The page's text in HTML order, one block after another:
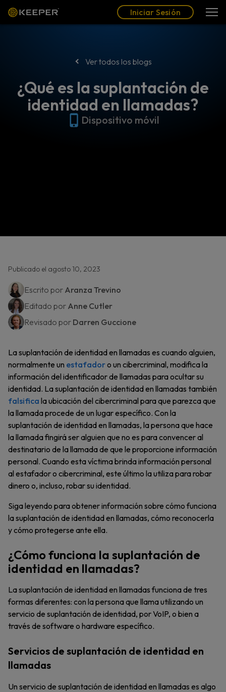
Iniciar Sesión
Ver todos los blogs
¿Qué es la suplantación de
identidad en llamadas?
Dispositivo móvil
Publicado el agosto 10, 2023
Escrito por Aranza Trevino
Editado por Anne Cutler
Revisado por Darren Guccione
La suplantación de identidad en llamadas es cuando alguien,
normalmente un estafadoro un cibercriminal, modifica la
información del identificador de llamadas para ocultar su
identidad. La suplantación de identidad en llamadas también
falsifica la ubicación del cibercriminal para que parezca que
la llamada procede de un lugar específico. Con la
suplantación de identidad en llamadas, la persona que hace
la llamada fingirá ser alguien que no es para convencer al
destinatario de la llamada de que le proporcione información
personal. Cuando esta víctima brinda información personal
al estafador o cibercriminal, este último la utiliza para robar
dinero o, incluso, robar su identidad.
Siga leyendo para obtener información sobre cómo funciona
la suplantación de identidad en llamadas, cómo reconocerla
y cómo protegerse ante ella.
¿Cómo funciona la suplantación de
identidad en llamadas?
La suplantación de identidad en llamadas funciona de tres
formas diferentes: con la persona que llama utilizando un
servicio de suplantación de identidad, por VoIP, o bien a
través de software o hardware específico.
Servicios de suplantación de identidad en
llamadas
Un servicio de suplantación de identidad en llamadas es algo